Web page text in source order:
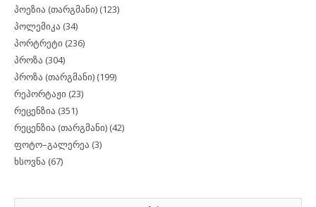
პოეზია (თარგმანი) (123)
პოლემიკა (34)
პორტრეტი (236)
პროზა (304)
პროზა (თარგმანი) (199)
რეპორტაჟი (23)
რეცენზია (351)
რეცენზია (თარგმანი) (42)
ფოტო–გალერეა (3)
ხსოვნა (67)